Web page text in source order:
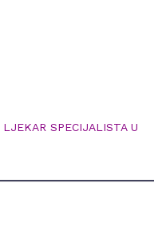
SPECIJALISTA U